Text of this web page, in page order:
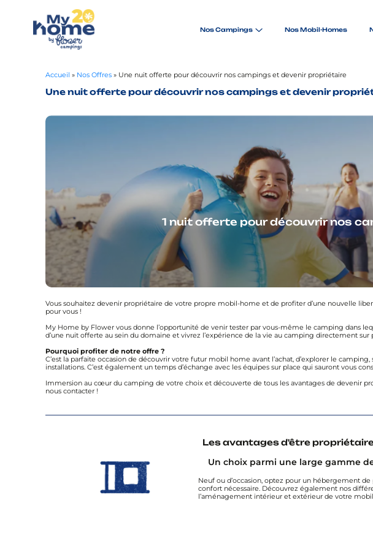
Nos Campings Nos Mobil-Homes
Accueil » Nos Offres » Une nuit offerte pour découvrir nos campings et devenir propriétaire
Une nuit offerte pour découvrir nos campings et devenir
1 nuit offerte pour découvrir nos
Vous souhaitez devenir propriétaire de votre propre mobil-home et de profiter d’une nouvelle
pour vous !
My Home by Flower vous donne l’opportunité de venir tester par vous-même le camping dans
d’une nuit offerte au sein du domaine et vivrez l’expérience de la vie au camping directement sur
Pourquoi profiter de notre offre ?
C’est la parfaite occasion de découvrir votre futur mobil home avant l’achat, d’explorer le
installations. C’est également un temps d’échange avec les équipes sur place qui sauront vous
Immersion au cœur du camping de votre choix et découverte de tous les avantages de devenir
nous contacter !
Les avantages d'être
Un choix parmi une large gamme
Neuf ou d’occasion, optez pour un hébergement
confort nécessaire. Découvrez également nos
l’aménagement intérieur et extérieur de votre